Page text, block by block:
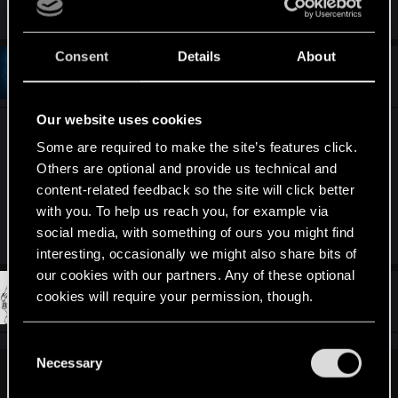
Consent Details About
Our website uses cookies
Some are required to make the site’s features click.
Others are optional and provide us technical and
content-related feedback so the site will click better
with you. To help us reach you, for example via
social media, with something of ours you might find
interesting, occasionally we might also share bits of
our cookies with our partners. Any of these optional
cookies will require your permission, though.
and tweak your preferences regarding them in the
Necessary
Blashix Forum veteran
Jul 18, 2016
Ale W2? Szok. Powodzenia.
Będzie otwarty świat?
Last edited: Jul 18, 2016
SMiki55 Mentor